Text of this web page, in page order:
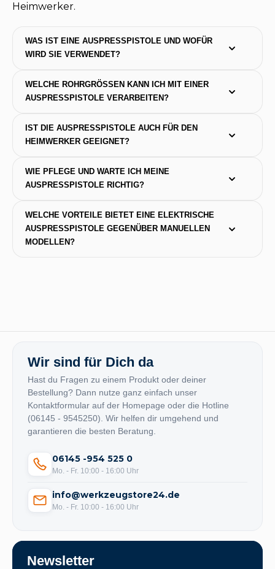
Heimwerker.
WAS IST EINE AUSPRESSPISTOLE UND WOFÜR
WIRD SIE VERWENDET?
WELCHE ROHRGRÖSSEN KANN ICH MIT EINER A
USPRESSPISTOLE VERARBEITEN?
IST DIE AUSPRESSPISTOLE AUCH FÜR DEN
HEIMWERKER GEEIGNET?
WIE PFLEGE UND WARTE ICH MEINE
AUSPRESSPISTOLE RICHTIG?
WELCHE VORTEILE BIETET EINE ELEKTRISCHE
AUSPRESSPISTOLE GEGENÜBER MANUELLEN
MODELLEN?
Wir sind für Dich da
Hast du Fragen zu einem Produkt oder deiner
Bestellung? Dann nutze ganz einfach unser
Kontaktformular auf der Homepage oder die Hotline
(06145 - 9545250). Wir helfen dir umgehend und
garantieren die besten Beratung.
06145 -954 525 0
Mo. - Fr. 10:00 - 16:00 Uhr
info@werkzeugstore24.de
Mo. - Fr. 10:00 - 16:00 Uhr
Newsletter